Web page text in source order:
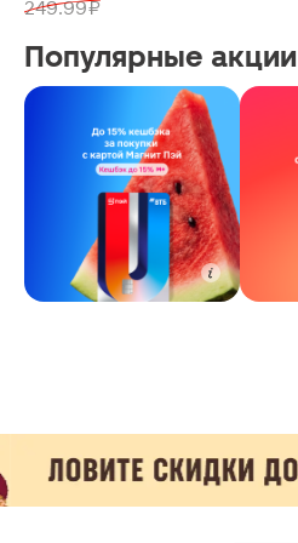
249.99 ₽
Популярные акции